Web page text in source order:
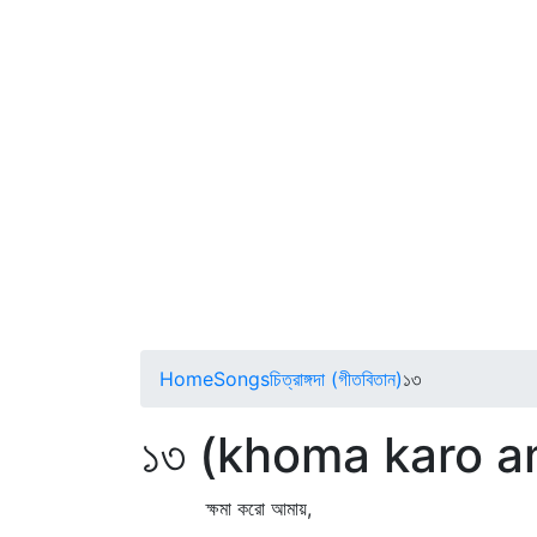
HomeSongsচিত্রাঙ্গদা (গীতবিতান)১৩
১৩ (khoma karo
ক্ষমা করো আমায়,